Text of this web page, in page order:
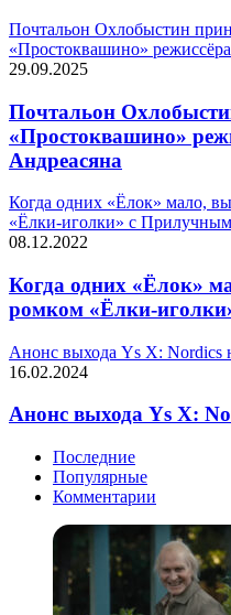
Почтальон Охлобыстин
«Простоквашино»
29.09.2025
Почтальон
«Простоквашино»
Андреасяна
Когда одних «Ёлок» мало,
«Ёлки-иголки» с
08.12.2022
Когда одних «Ёлок»
ромком «Ёлки-
Анонс выхода Ys X: Nordics
16.02.2024
Анонс выхода Ys X:
Последние
Популярные
Комментарии